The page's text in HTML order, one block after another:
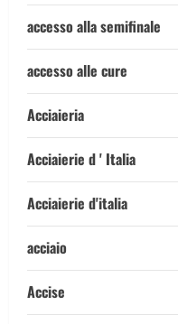
accesso alla semifinale
accesso alle cure
Acciaieria
Acciaierie d ' Italia
Acciaierie d'italia
acciaio
Accise